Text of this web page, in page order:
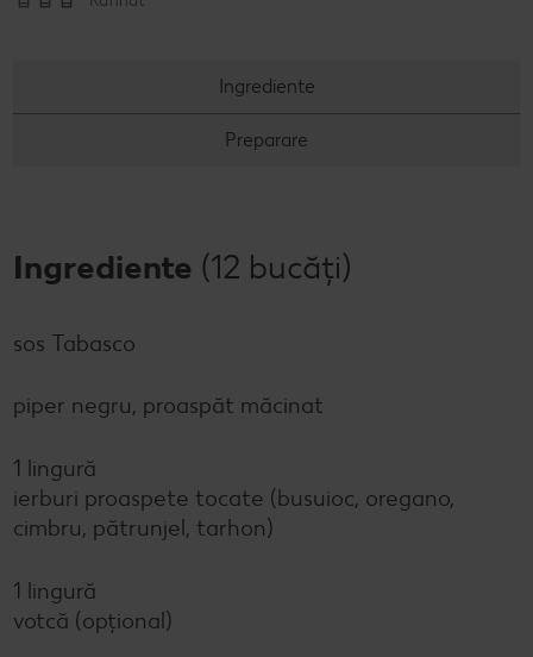
Ingrediente
Preparare
Ingrediente (12 bucăți)
sos Tabasco
piper negru, proaspăt măcinat
1 lingură
ierburi proaspete tocate (busuioc, oregano,
cimbru, pătrunjel, tarhon)
1 lingură
votcă (opțional)